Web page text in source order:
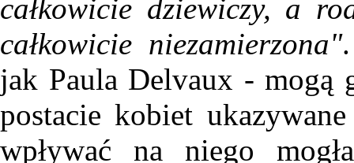
całkowicie dziewiczy, a
całkowicie niezamierzona"
jak Paula Delvaux - mogą
postacie kobiet
wpływać na niego